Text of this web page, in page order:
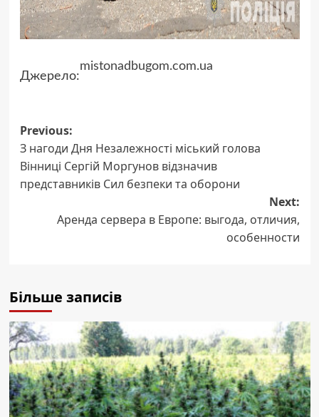
Джерело:
mistonadbugom.com.ua
Post
navigation
Previous:
З нагоди Дня Незалежності міський голова
Вінниці Сергій Моргунов відзначив
представників Сил безпеки та оборони
Next:
Аренда сервера в Европе: выгода, отличия,
особенности
Більше записів